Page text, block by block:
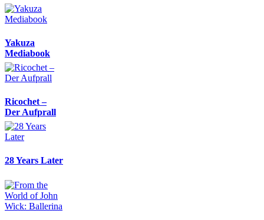
Yakuza
Mediabook
Ricochet –
Der Aufprall
28 Years Later